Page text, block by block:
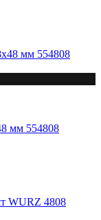
мм 554808